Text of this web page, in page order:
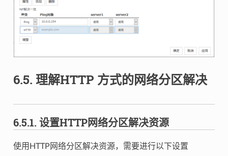
6.5. 理解HTTP 方式的网络分区解决
6.5.1. 设置HTTP网络分区解决资源
使用HTTP网络分区解决资源，需要进行以下设置